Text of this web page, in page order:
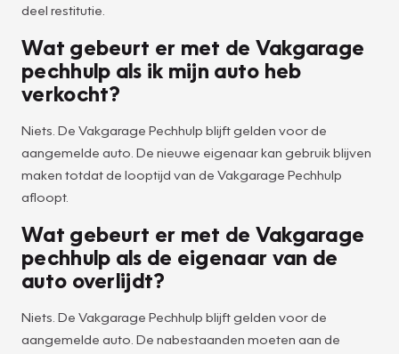
deel restitutie.
Wat gebeurt er met de Vakgarage
pechhulp als ik mijn auto heb
verkocht?
Niets. De Vakgarage Pechhulp blijft gelden voor de
aangemelde auto. De nieuwe eigenaar kan gebruik blijven
maken totdat de looptijd van de Vakgarage Pechhulp
afloopt.
Wat gebeurt er met de Vakgarage
pechhulp als de eigenaar van de
auto overlijdt?
Niets. De Vakgarage Pechhulp blijft gelden voor de
aangemelde auto. De nabestaanden moeten aan de